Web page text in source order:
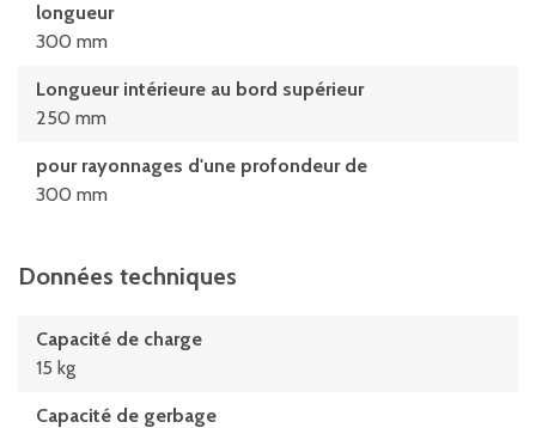
longueur
300 mm
Longueur intérieure au bord supérieur
250 mm
pour rayonnages d'une profondeur de
300 mm
Données techniques
Capacité de charge
15 kg
Capacité de gerbage